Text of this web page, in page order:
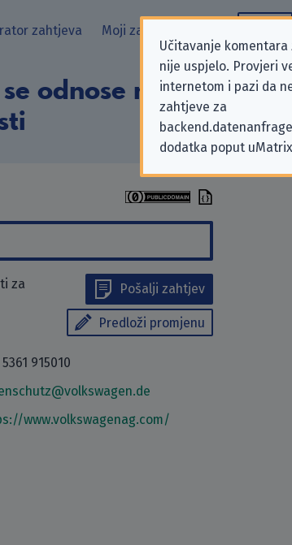
Učitavanje
nije uspjelo. Provjeri
internetom i pazi da
zahtjeve za
dodatka poput
zahtjeva Moji zahtjevi
odnose na zahtjeve
Pošalji zahtjev
Predloži promjenu
za
915010
www.volkswagenag.com/